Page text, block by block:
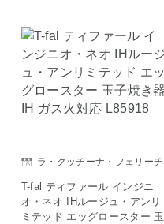
ラ・クッチーナ・フェリーチ
T-fal ティファール インジニ
オ・ネオ IHルージュ・アンリ
ミテッド エッグロースター 玉